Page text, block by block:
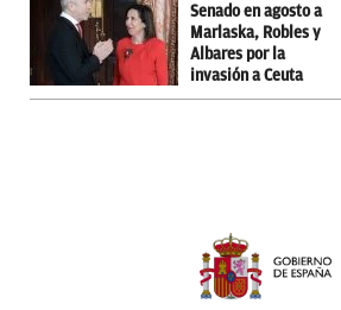
Senado en agosto a
Marlaska, Robles y
Albares por la
invasión a Ceuta